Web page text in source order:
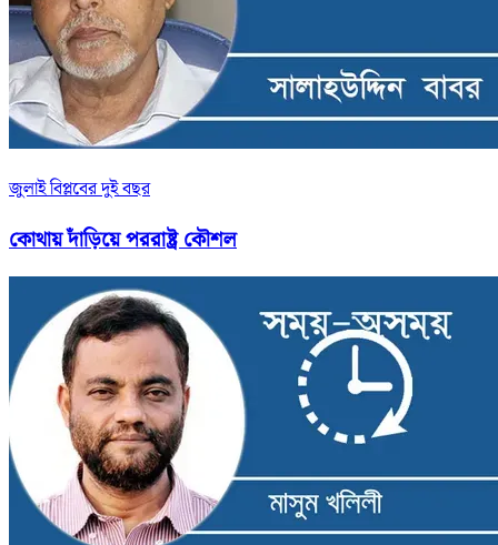
জুলাই বিপ্লবের দুই বছর
কোথায় দাঁড়িয়ে পররাষ্ট্র কৌশল